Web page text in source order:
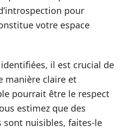
pour
votre espace
il est crucial de
manière claire et
pourrait être le respect
estimez que des
sont nuisibles, faites-le